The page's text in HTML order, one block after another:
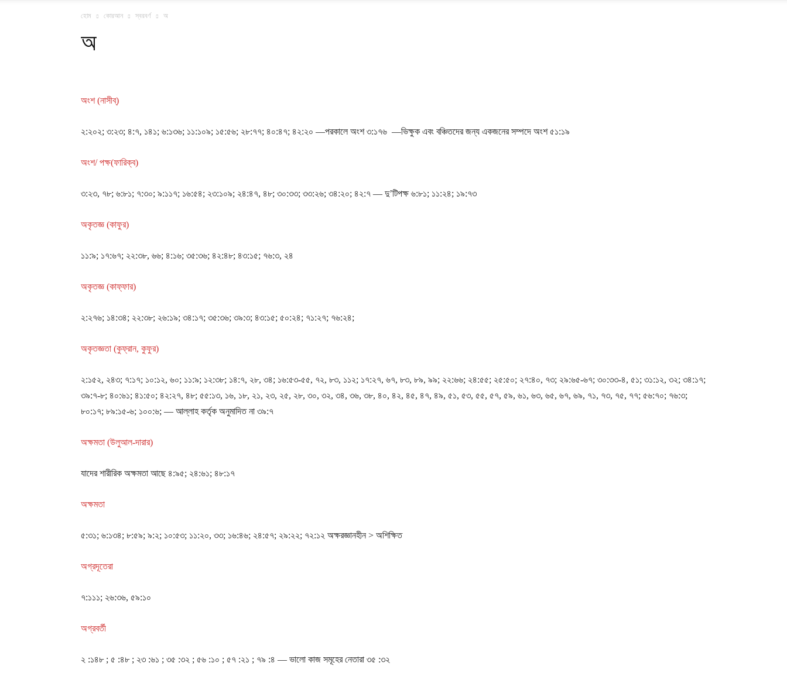
হোম কোরআন স্বরবর্ণ অ
অ
অংশ (নাসীব্)
২:২০২; ৩:২৩; ৪:৭, ১৪১; ৬:১৩৬; ১১:১০৯; ১৫:৫৬; ২৮:৭৭; ৪০:৪৭; ৪২:২০ ―পরকালে অংশ ৩:১৭৬ ―ভিক্ষুক এবং বঞ্চিতদের জন্য একজনের সম্পদে অংশ ৫১:১৯
অংশ/ পক্ষ(ফারিক্ব)
৩:২৩, ৭৮; ৬:৮১; ৭:৩০; ৯:১১৭; ১৬:৫৪; ২৩:১০৯; ২৪:৪৭, ৪৮; ৩০:৩৩; ৩৩:২৬; ৩৪:২০; ৪২:৭ ― দু’টিপক্ষ ৬:৮১; ১১:২৪; ১৯:৭৩
অকৃতজ্ঞ (কাফুর)
১১:৯; ১৭:৬৭; ২২:৩৮, ৬৬; ৪:১৬; ৩৫:৩৬; ৪২:৪৮; ৪৩:১৫; ৭৬:৩, ২৪
অকৃতজ্ঞ (কাফ্ফার)
২:২৭৬; ১৪:৩৪; ২২:৩৮; ২৬:১৯; ৩৪:১৭; ৩৫:৩৬; ৩৯:৩; ৪৩:১৫; ৫০:২৪; ৭১:২৭; ৭৬:২৪;
অকৃতজ্ঞতা (কুফ্রান, কুফুর)
২:১৫২, ২৪৩; ৭:১৭; ১০:১২, ৬০; ১১:৯; ১২:৩৮; ১৪:৭, ২৮, ৩৪; ১৬:৫৩-৫৫, ৭২, ৮৩, ১১২; ১৭:২৭, ৬৭, ৮৩, ৮৯, ৯৯; ২২:৬৬; ২৪:৫৫; ২৫:৫০; ২৭:৪০, ৭৩; ২৯:৬৫-৬৭; ৩০:৩৩-৪, ৫১; ৩১:১২, ৩২; ৩৪:১৭;
৩৯:৭-৮; ৪০:৬১; ৪১:৫০; ৪২:২৭, ৪৮; ৫৫:১৩, ১৬, ১৮, ২১, ২৩, ২৫, ২৮, ৩০, ৩২, ৩৪, ৩৬, ৩৮, ৪০, ৪২, ৪৫, ৪৭, ৪৯, ৫১, ৫৩, ৫৫, ৫৭, ৫৯, ৬১, ৬৩, ৬৫, ৬৭, ৬৯, ৭১, ৭৩, ৭৫, ৭৭; ৫৬:৭০; ৭৬:৩;
৮০:১৭; ৮৯:১৫-৬; ১০০:৬; — আল্লাহ কর্তৃক অনুমাদিত না ৩৯:৭
অক্ষমতা (উলুআল-দারার)
যাদের শারীরিক অক্ষমতা আছে ৪:৯৫; ২৪:৬১; ৪৮:১৭
অক্ষমতা
৫:৩১; ৬:১৩৪; ৮:৫৯; ৯:২; ১০:৫৩; ১১:২০, ৩৩; ১৬:৪৬; ২৪:৫৭; ২৯:২২; ৭২:১২ অক্ষরজ্ঞানহীন > অশিক্ষিত
অগ্রদূতেরা
৭:১১১; ২৬:৩৬, ৫৯:১০
অগ্রবর্তী
২ :১৪৮ ; ৫ :৪৮ ; ২৩ :৬১ ; ৩৫ :৩২ ; ৫৬ :১০ ; ৫৭ :২১ ; ৭৯ :৪ — ভালো কাজ সমূহের নেতারা ৩৫ :৩২